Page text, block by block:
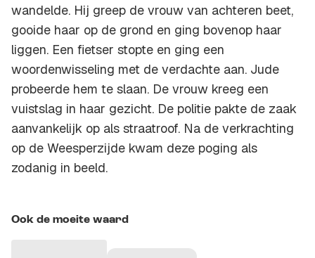
wandelde. Hij greep de vrouw van achteren beet,
gooide haar op de grond en ging bovenop haar
liggen. Een fietser stopte en ging een
woordenwisseling met de verdachte aan. Jude
probeerde hem te slaan. De vrouw kreeg een
vuistslag in haar gezicht. De politie pakte de zaak
aanvankelijk op als straatroof. Na de verkrachting
op de Weesperzijde kwam deze poging als
zodanig in beeld.
Ook de moeite waard